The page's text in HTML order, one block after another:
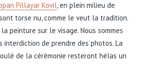
Pillayar Kovil, en plein milieu de
sont torse nu, comme le veut la tradition.
peinture sur le visage. Nous sommes
interdiction de prendre des photos. La
de la cérémonie resteront hélas un